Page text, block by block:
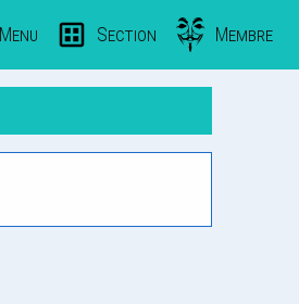
Menu Section Membre